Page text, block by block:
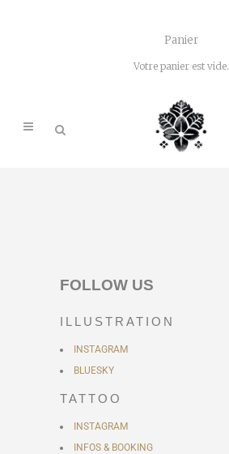
Panier
Votre panier est vide.
FOLLOW US
ILLUSTRATION
INSTAGRAM
BLUESKY
TATTOO
INSTAGRAM
INFOS & BOOKING